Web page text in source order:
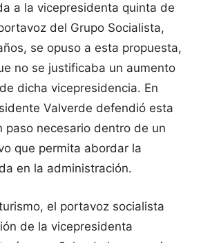
a la vicepresidenta quinta de
del Grupo Socialista,
se opuso a esta propuesta,
no se justificaba un aumento
dicha vicepresidencia. En
Valverde defendió esta
paso necesario dentro de un
que permita abordar la
en la administración.
el portavoz socialista
de la vicepresidenta